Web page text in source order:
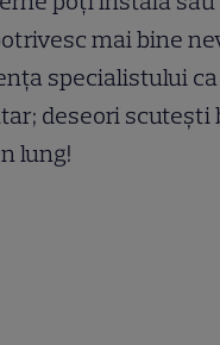
mai bine
specialistului
deseori scutești
lung!